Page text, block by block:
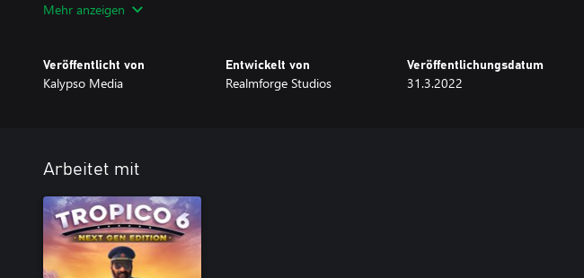
Besuchern ab sofort Ballonfahrten an – Sie wählen die Route und zeigen Ihre Inselnation von der
Helfen Sie El Presidente dabei, die Welt zu retten und machen Sie die Caribbean Skies zu Ihrem
Spielplatz!
Charakteren und … retten Sie die Welt!
• Drohnen – überall Drohnen: Nutzen Sie zum Beispiel die neuen Logistikdrohnen, um problemlos
abgelegene Regionen zu beliefern, oder das Drohnentaxi für den zeitgemäßen Personentransport.
Die Überwachungsdrohnen dagegen ermöglichen neue Kontrolloptionen.
• 8 neue Gebäude: Ab sofort schicken Sie so beispielsweise Frachtflugzeuge und Drohnen mit Hilfe
des Frachtflughafen, der Batteriefabrik und der Drohnenfabrik in die Luft. Darüber hinaus bieten Sie
Touristen mit Ballonfahrten eine neue Attraktion.
Mehr anzeigen
Veröffentlicht von
Kalypso Media
Entwickelt von
Realmforge Studios
Veröffentlichungsdatum
31.3.2022
Arbeitet mit